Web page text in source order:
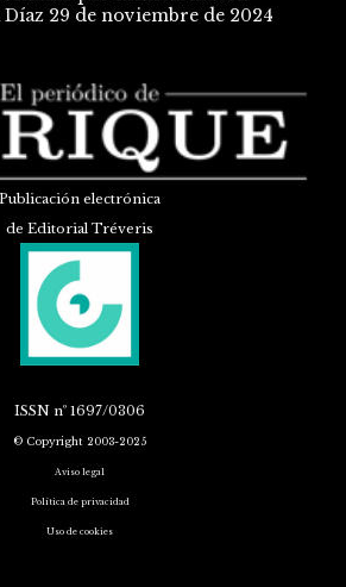
29 de noviembre de 2024
Publicación electrónica
de Editorial Tréveris
ISSN nº 1697/0306
© Copyright 2003-2025
Aviso legal
Política de privacidad
Uso de cookies